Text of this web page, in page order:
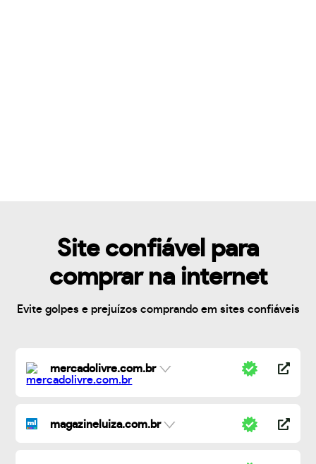
Site confiável para
comprar na internet
Evite golpes e prejuízos comprando em sites confiáveis
mercadolivre.com.br
magazineluiza.com.br